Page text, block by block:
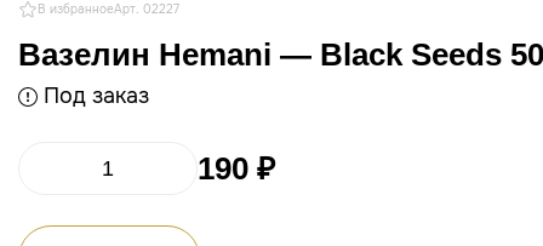
В избранноеАрт. 02227
Вазелин Hemani — Black Seeds
Под заказ
190 ₽